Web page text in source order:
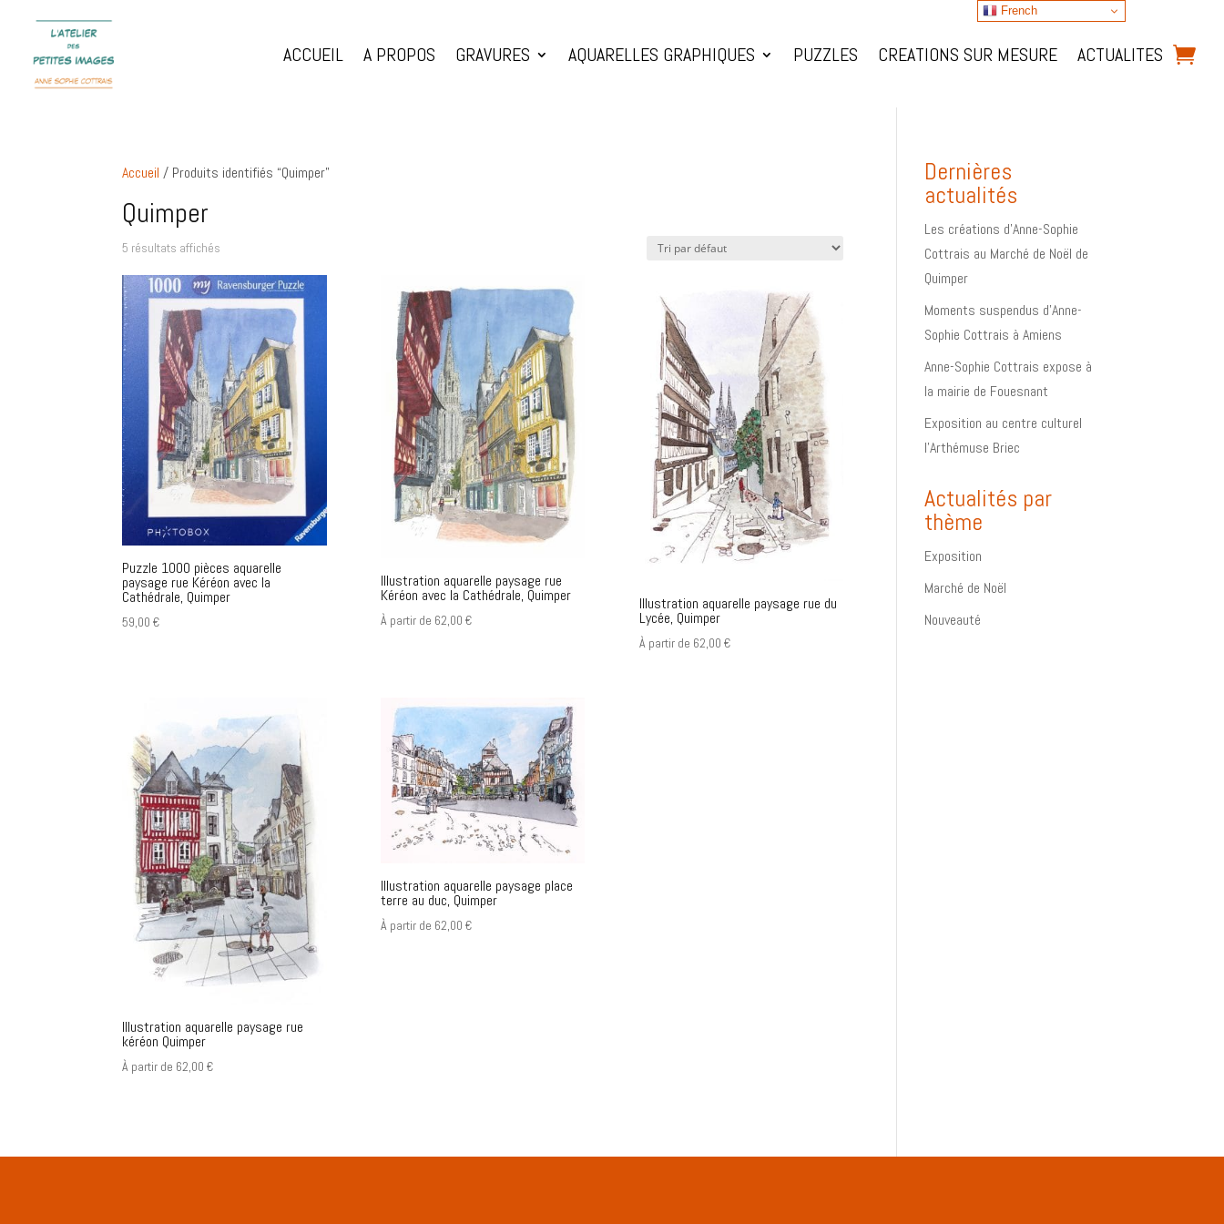
ACCUEIL A PROPOS GRAVURES AQUARELLES GRAPHIQUES PUZZLES CREATIONS SUR MESURE ACTUALITES
Accueil / Produits identifiés “Quimper”
Quimper
5 résultats affichés
Puzzle 1000 pièces aquarelle
paysage rue Kéréon avec la
Cathédrale, Quimper
59,00€
Illustration aquarelle paysage rue
Kéréon avec la Cathédrale, Quimper
À partir de 62,00 €
Illustration aquarelle paysage rue du
Lycée, Quimper
À partir de 62,00 €
Illustration aquarelle paysage rue
kéréon Quimper
À partir de 62,00€
Illustration aquarelle paysage place
terre au duc, Quimper
À partir de 62,00 €
Dernières
actualités
Les créations d’Anne-Sophie
Cottrais au Marché de Noël de
Quimper
Moments suspendus d’Anne-
Sophie Cottrais à Amiens
Anne-Sophie Cottrais expose à
la mairie de Fouesnant
Exposition au centre culturel
l’Arthémuse Briec
Actualités par
thème
Exposition
Marché de Noël
Nouveauté
French